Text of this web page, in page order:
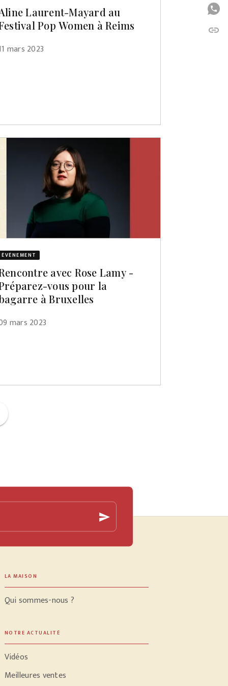
Laurent-Mayard au
Pop Women à Reims
mars 2023
ÉVÈNEMENT
avec Rose Lamy -
vous pour la
à Bruxelles
mars 2023
link
send
LA MAISON
Qui sommes-nous ?
NOTRE ACTUALITÉ
Vidéos
Meilleures ventes